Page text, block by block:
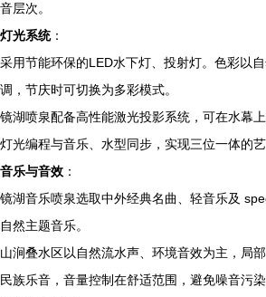
音层次。
灯光系统：
采用节能环保的LED水下灯、投射灯。色彩以
调，节庆时可切换为多彩模式。
镜湖喷泉配备高性能激光投影系统，可在水幕上
灯光编程与音乐、水型同步，实现三位一体的艺
音乐与音效 ：
镜湖音乐喷泉选取中外经典名曲、轻音乐及
自然主题音乐。
山涧叠水区以自然流水声、环境音效为主，局
民族乐音，音量控制在舒适范围，避免噪音污染